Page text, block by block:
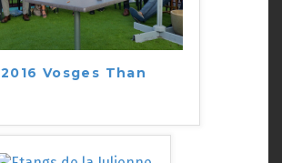
2016 Vosges Than